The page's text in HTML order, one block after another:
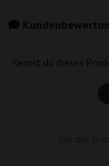
Kennst du dieses